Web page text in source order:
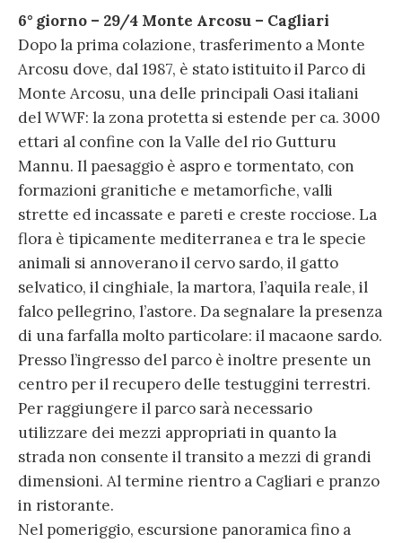
6° giorno – 29/4 Monte Arcosu – Cagliari
Dopo la prima colazione, trasferimento a Monte
Arcosu dove, dal 1987, è stato istituito il Parco di
Monte Arcosu, una delle principali Oasi italiani
del WWF: la zona protetta si estende per ca. 3000
ettari al confine con la Valle del rio Gutturu
Mannu. Il paesaggio è aspro e tormentato, con
formazioni granitiche e metamorfiche, valli
strette ed incassate e pareti e creste rocciose. La
flora è tipicamente mediterranea e tra le specie
animali si annoverano il cervo sardo, il gatto
selvatico, il cinghiale, la martora, l’aquila reale, il
falco pellegrino, l’astore. Da segnalare la presenza
di una farfalla molto particolare: il macaone sardo.
Presso l’ingresso del parco è inoltre presente un
centro per il recupero delle testuggini terrestri.
Per raggiungere il parco sarà necessario
utilizzare dei mezzi appropriati in quanto la
strada non consente il transito a mezzi di grandi
dimensioni. Al termine rientro a Cagliari e pranzo
in ristorante.
Nel pomeriggio, escursione panoramica fino a